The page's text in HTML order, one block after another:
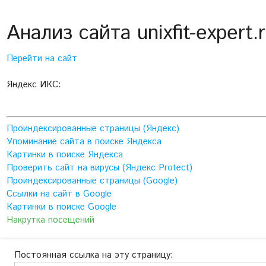
Анализ сайта unixfit-
Перейти на сайт
Яндекс ИКС:
Проиндексированные страницы (Яндекс)
Упоминание сайта в поиске Яндекса
Картинки в поиске Яндекса
Проверить сайт на вирусы (Яндекс Protect)
Проиндексированные страницы (Google)
Ссылки на сайт в Google
Картинки в поиске Google
Накрутка посещений
Постоянная ссылка на эту страницу: